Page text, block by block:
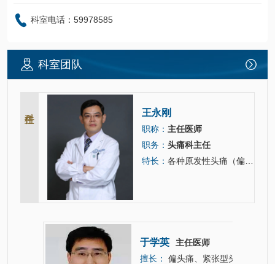
科室电话：59978585
科室团队
王永刚
职称： 主任医师
职务： 头痛科主任
特长： 各种原发性头痛（偏头痛，紧张型头痛，丛集性头痛）、复杂头痛（药物过度使用头痛，新发每日持续性头痛）、…
于学英
主任医师
擅长：